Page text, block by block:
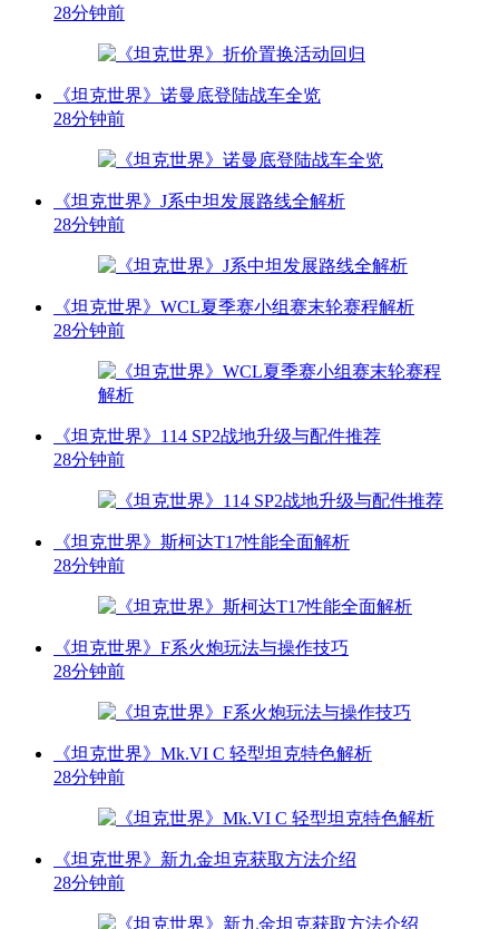
28分钟前
《坦克世界》诺曼底登陆战车全览
28分钟前
《坦克世界》J系中坦发展路线全解析
28分钟前
《坦克世界》WCL夏季赛小组赛末轮赛程解析
28分钟前
《坦克世界》114 SP2战地升级与配件推荐
28分钟前
《坦克世界》斯柯达T17性能全面解析
28分钟前
《坦克世界》F系火炮玩法与操作技巧
28分钟前
《坦克世界》Mk.VI C 轻型坦克特色解析
28分钟前
《坦克世界》新九金坦克获取方法介绍
28分钟前